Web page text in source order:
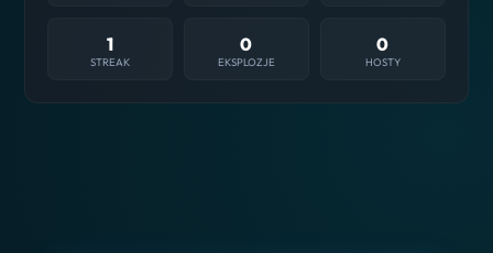
1
STREAK
0
EKSPLOZJE
0
HOSTY